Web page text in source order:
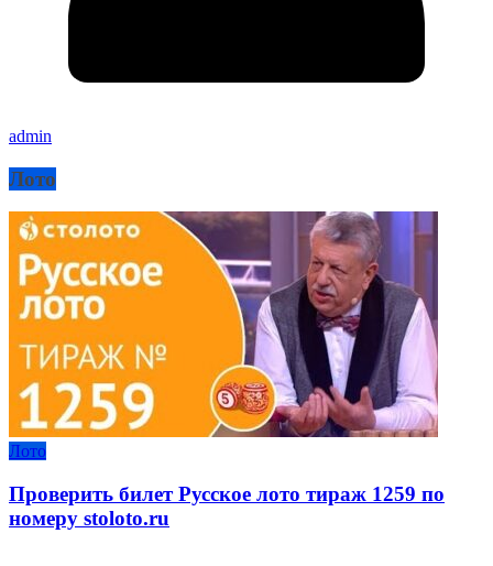
admin
Лото
Лото
Проверить билет Русское лото тираж 1259 по
номеру stoloto.ru